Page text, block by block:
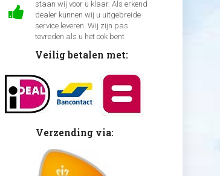
staan wij voor u klaar. Als erkend
dealer kunnen wij u uitgebreide
service leveren. Wij zijn pas
tevreden als u het ook bent
Veilig betalen met:
Verzending via: